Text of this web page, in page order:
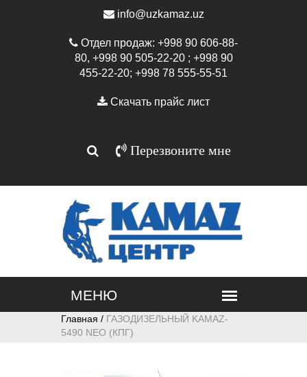
info@uzkamaz.uz
Отдел продаж: +998 90 606-88-
80, +998 90 505-22-20 ; +998 90
455-22-20; +998 78 555-55-51
Скачать прайс лист
Перезвоните мне
Главная / ГАЗОДИЗЕЛЬНЫЙ KAMAZ-
5490 NEO (КПГ)